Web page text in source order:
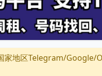
家地区Telegram/